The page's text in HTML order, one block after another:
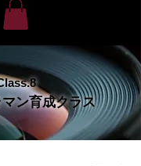
ン育成クラス